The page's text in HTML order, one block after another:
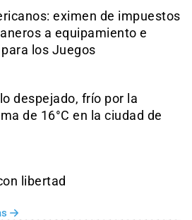
eximen de impuestos
a equipamiento e
los Juegos
despejado, frío por la
de 16°C en la ciudad de
libertad